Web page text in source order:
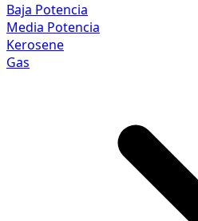
Baja Potencia
Media Potencia
Kerosene
Gas